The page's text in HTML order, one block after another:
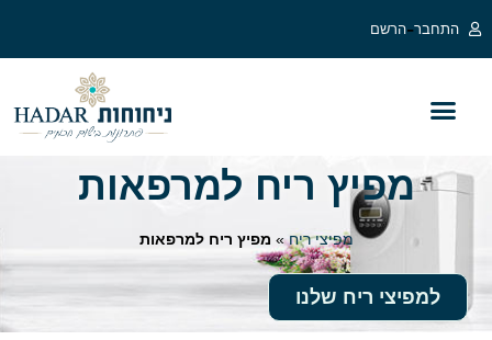
התחבר-הרשם
מפיץ ריח למרפאות
מפיצי ריח» מפיץ ריח למרפאות
למפיצי ריח שלנו